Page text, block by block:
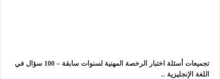
تجميعات أسئلة اختبار الرخصة المهنية لسنوات سابقة – 100 سؤال في
اللغة الإنجليزية ..